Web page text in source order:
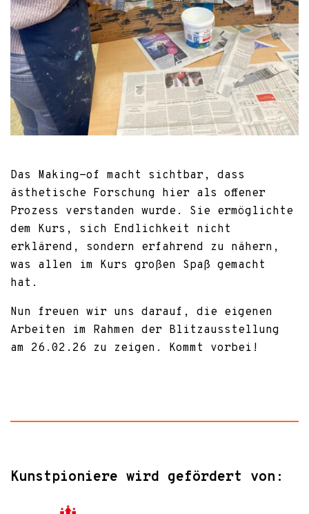
Das Making-of macht sichtbar, dass
ästhetische Forschung hier als offener
Prozess verstanden wurde. Sie ermöglichte
dem Kurs, sich Endlichkeit nicht
erklärend, sondern erfahrend zu nähern,
was allen im Kurs großen Spaß gemacht
hat.
Nun freuen wir uns darauf, die eigenen
Arbeiten im Rahmen der Blitzausstellung
am 26.02.26 zu zeigen. Kommt vorbei!
Kunstpioniere wird gefördert von: